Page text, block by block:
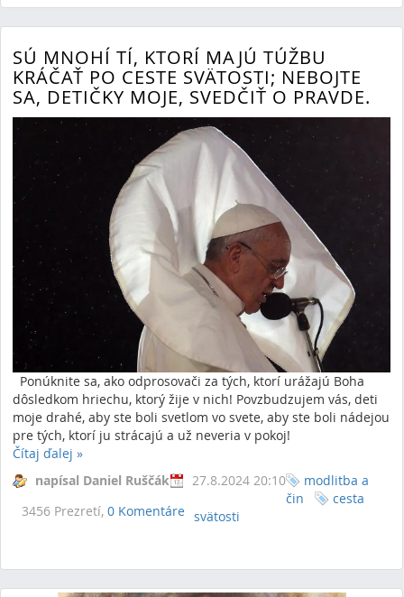
SÚ MNOHÍ TÍ, KTORÍ MAJÚ TÚŽBU
KRÁČAŤ PO CESTE SVÄTOSTI; NEBOJTE
SA, DETIČKY MOJE, SVEDČIŤ O PRAVDE.
Ponúknite sa, ako odprosovači za tých, ktorí urážajú Boha
dôsledkom hriechu, ktorý žije v nich! Povzbudzujem vás, deti
moje drahé, aby ste boli svetlom vo svete, aby ste boli nádejou
pre tých, ktorí ju strácajú a už neveria v pokoj!
Čítaj ďalej »
napísal Daniel Ruščák
27.8.2024 20:10
3456 Prezretí, 0 Komentáre
modlitba a
čin
cesta
svätosti